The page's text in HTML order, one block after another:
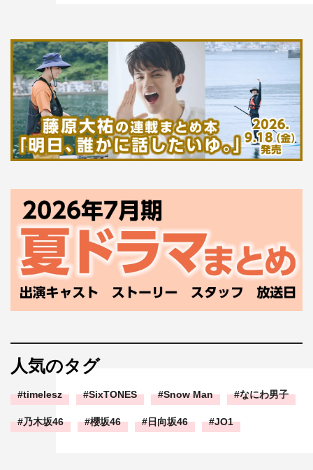
人気のタグ
timelesz SixTONES Snow Man なにわ男子
乃木坂46 櫻坂46 日向坂46 JO1